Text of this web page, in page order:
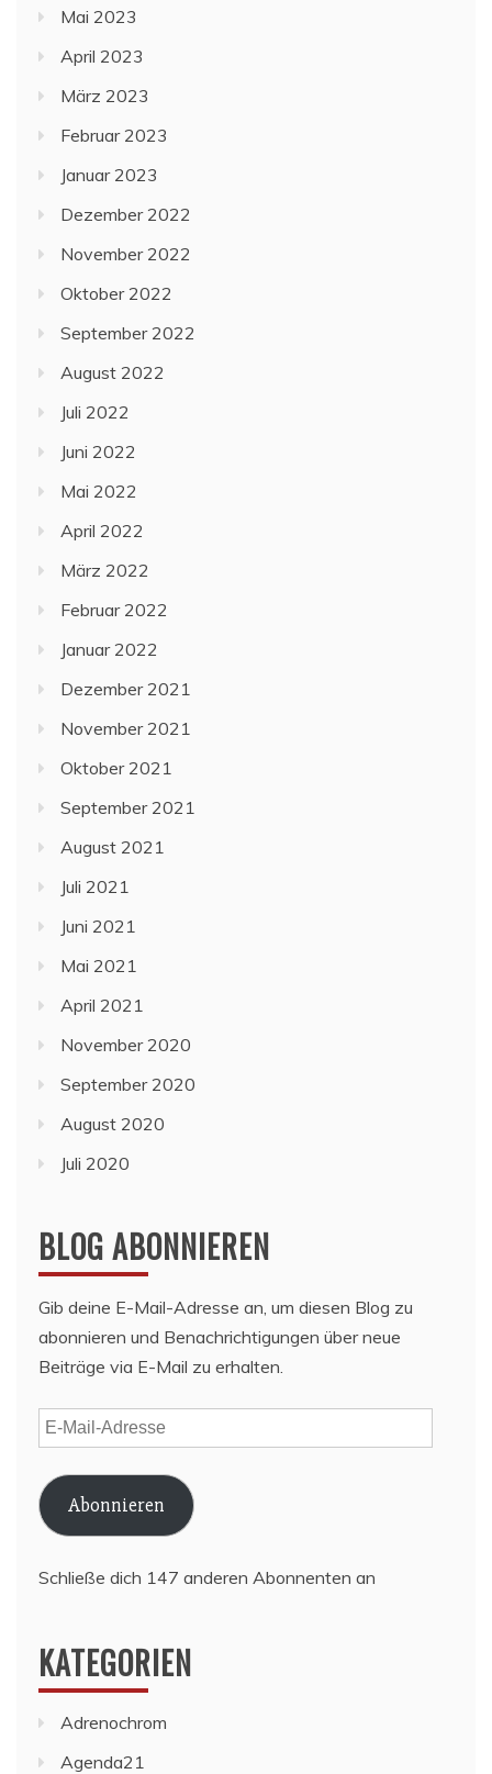
Mai 2023
April 2023
März 2023
Februar 2023
Januar 2023
Dezember 2022
November 2022
Oktober 2022
September 2022
August 2022
Juli 2022
Juni 2022
Mai 2022
April 2022
März 2022
Februar 2022
Januar 2022
Dezember 2021
November 2021
Oktober 2021
September 2021
August 2021
Juli 2021
Juni 2021
Mai 2021
April 2021
November 2020
September 2020
August 2020
Juli 2020
BLOG ABONNIEREN
Gib deine E-Mail-Adresse an, um diesen Blog zu
abonnieren und Benachrichtigungen über neue
Beiträge via E-Mail zu erhalten.
E-
Mail-
Adresse
Abonnieren
Schließe dich 147 anderen Abonnenten an
KATEGORIEN
Adrenochrom
Agenda21